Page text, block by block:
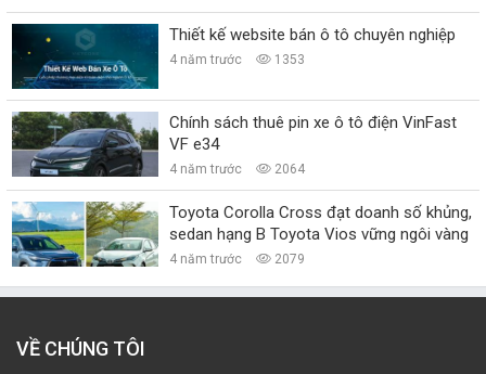
Thiết kế website bán ô tô chuyên nghiệp
4 năm trước 1353
Chính sách thuê pin xe ô tô điện VinFast
VF e34
4 năm trước 2064
Toyota Corolla Cross đạt doanh số khủng,
sedan hạng B Toyota Vios vững ngôi vàng
4 năm trước 2079
VỀ CHÚNG TÔI